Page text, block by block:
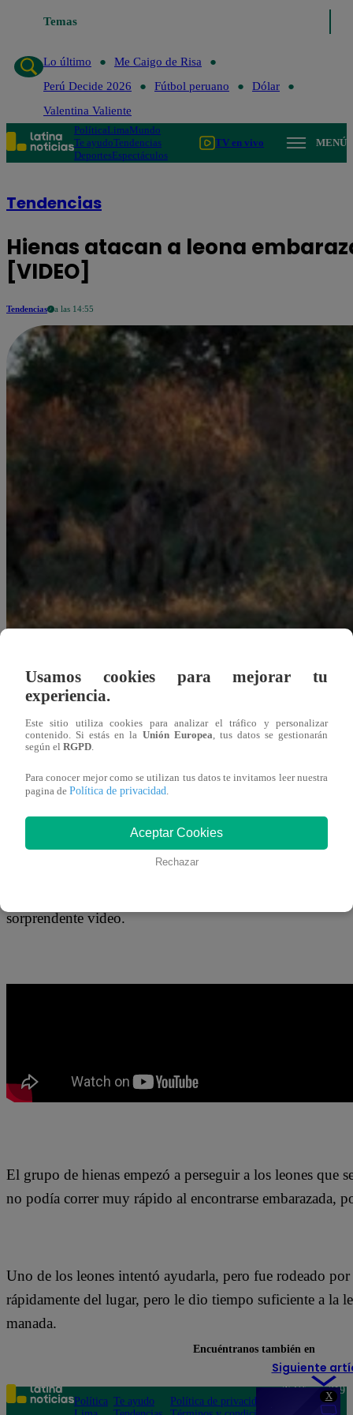
X
Temas
Lo último
Me Caigo de Risa
Perú Decide 2026
Fútbol peruano
Dólar
Valentina Valiente
PolíticaLimaMundo
Te ayudoTendencias
DeportesEspectáculos
TV en vivo MENÚ
Tendencias
Hienas atacan a leona
[VIDEO]
Tendencias a las 14:55
Redacción Latina
hienas atacar a una leona embarazada, pero esta fue
Como se puede apreciar en las imágenes, las hienas
sorprendente video.
El grupo de hienas empezó a perseguir a los leones que
no podía correr muy rápido al encontrarse embarazada,
Uno de los leones intentó ayudarla, pero fue rodeado
rápidamente del lugar, pero le dio tiempo suficiente a la
manada.
Siguiente
Usamos cookies para mejorar tu
experiencia.
Este sitio utiliza cookies para analizar el tráfico y personalizar
contenido. Si estás en la Unión Europea, tus datos se gestionarán
según el RGPD.
Para conocer mejor como se utilizan tus datos te invitamos leer nuestra
pagina de Política de privacidad.
Aceptar Cookies
Rechazar
Encuéntranos también en
Política Te ayudo
Política de privacidad
Teléfono: 219